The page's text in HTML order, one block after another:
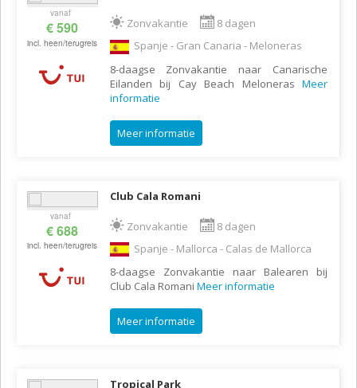
vanaf
€ 590
incl. heen/terugreis
Zonvakantie
8 dagen
Spanje - Gran Canaria - Meloneras
8-daagse Zonvakantie naar Canarische
Eilanden bij Cay Beach Meloneras Meer
informatie
Meer informatie
vanaf
€ 688
incl. heen/terugreis
Club Cala Romani
Zonvakantie
8 dagen
Spanje - Mallorca - Calas de Mallorca
8-daagse Zonvakantie naar Balearen bij
Club Cala Romani Meer informatie
Meer informatie
Tropical Park